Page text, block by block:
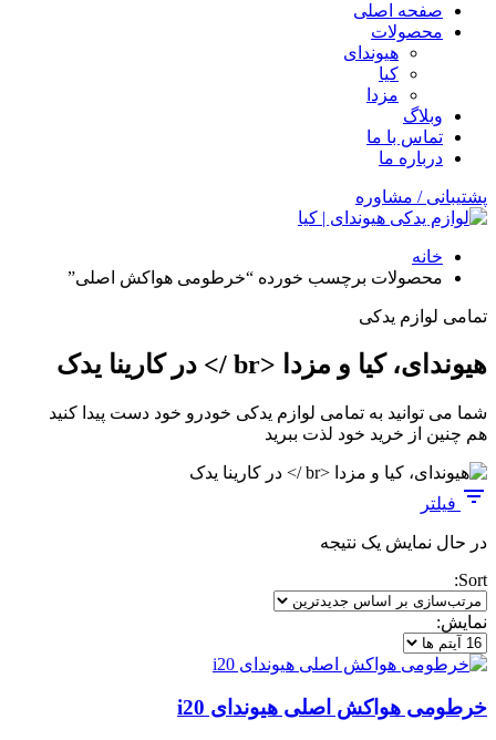
صفحه اصلی
محصولات
هیوندای
کیا
مزدا
وبلاگ
تماس با ما
درباره ما
پشتیبانی / مشاوره
خانه
محصولات برچسب خورده “خرطومی هواکش اصلی”
تمامی لوازم یدکی
هیوندای، کیا و مزدا <br /> در کارینا یدک
شما می توانید به تمامی لوازم یدکی خودرو خود دست پیدا کنید
هم چنین از خرید خود لذت ببرید
فیلتر
در حال نمایش یک نتیجه
Sort:
نمایش:
خرطومی هواکش اصلی هیوندای i20